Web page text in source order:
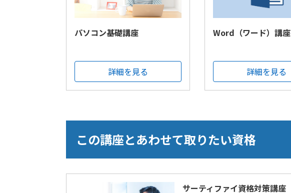
パソコン基礎講座
詳細を見る
Word（ワード）講座
詳細を見る
この講座とあわせて取りたい資格
サーティファイ資格対策講座